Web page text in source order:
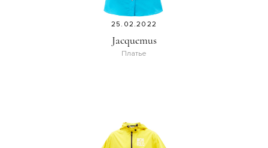
25.02.2022
Jacquemus
Платье